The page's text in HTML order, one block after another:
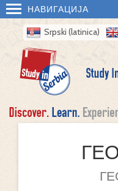
НАВИГАЦИЈА
Srpski (latinica)